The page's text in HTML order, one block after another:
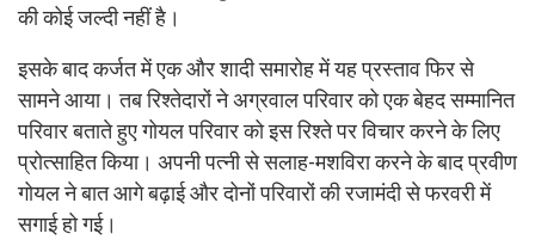
की कोई जल्दी नहीं है।
इसके बाद कर्जत में एक और शादी समारोह में यह प्रस्ताव फिर से
सामने आया। तब रिश्तेदारों ने अग्रवाल परिवार को एक बेहद सम्मानित
परिवार बताते हुए गोयल परिवार को इस रिश्ते पर विचार करने के लिए
प्रोत्साहित किया। अपनी पत्नी से सलाह-मशविरा करने के बाद प्रवीण
गोयल ने बात आगे बढ़ाई और दोनों परिवारों की रजामंदी से फरवरी में
सगाई हो गई।